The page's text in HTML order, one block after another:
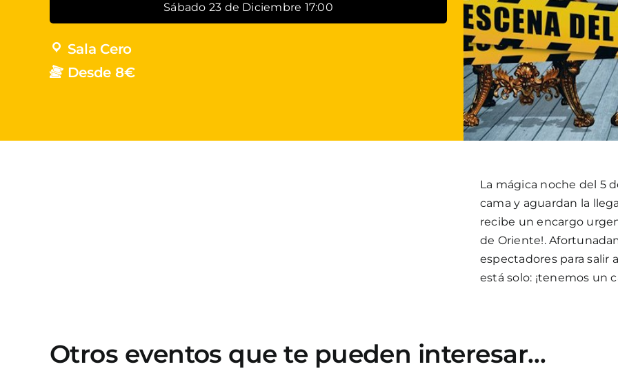
Sábado 23 de Diciembre 17:00
Sala Cero
Desde 8€
La mágica noche del 5
cama y aguardan la
recibe un encargo
de Oriente!.
espectadores para salir
está solo: ¡tenemos un
Otros eventos que te pueden interesar…